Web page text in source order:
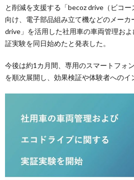
と削減を支援する「becoz drive（ビコ
向け、電子部品組み立て機などのメーカ
drive」を活用した社用車の車両管理お
証実験を同日始めたと発表した。
今後は約1カ月間、専用のスマートフォ
を順次展開し、効果検証や体験者へのイ